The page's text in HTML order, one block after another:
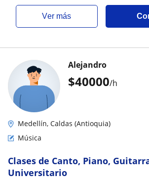
ver más
$40000/h
Alejandro
Medellín, Caldas (Antioquia)
Música
Clases de Canto, Piano,
Universitario